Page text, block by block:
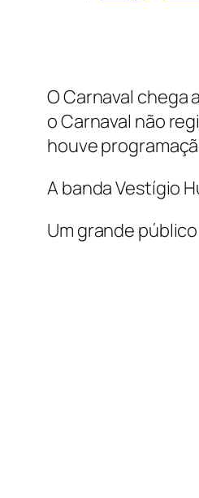
O Carnaval chega
o Carnaval não
houve
A banda Vestígio
Um grande